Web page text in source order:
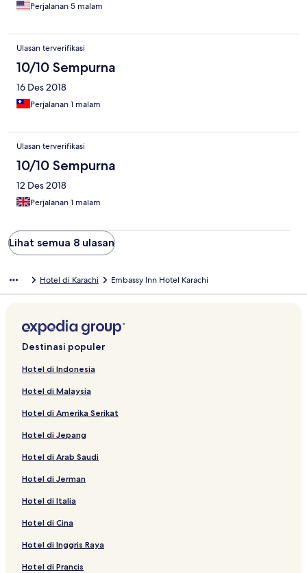
Perjalanan 5 malam
Ulasan terverifikasi
10/10 Sempurna
16 Des 2018
Perjalanan 1 malam
Ulasan terverifikasi
10/10 Sempurna
12 Des 2018
Perjalanan 1 malam
Lihat semua 8 ulasan
Hotel di Karachi Embassy Inn Hotel Karachi
Destinasi populer
Hotel di Indonesia
Hotel di Malaysia
Hotel di Amerika Serikat
Hotel di Jepang
Hotel di Arab Saudi
Hotel di Jerman
Hotel di Italia
Hotel di Cina
Hotel di Inggris Raya
Hotel di Prancis